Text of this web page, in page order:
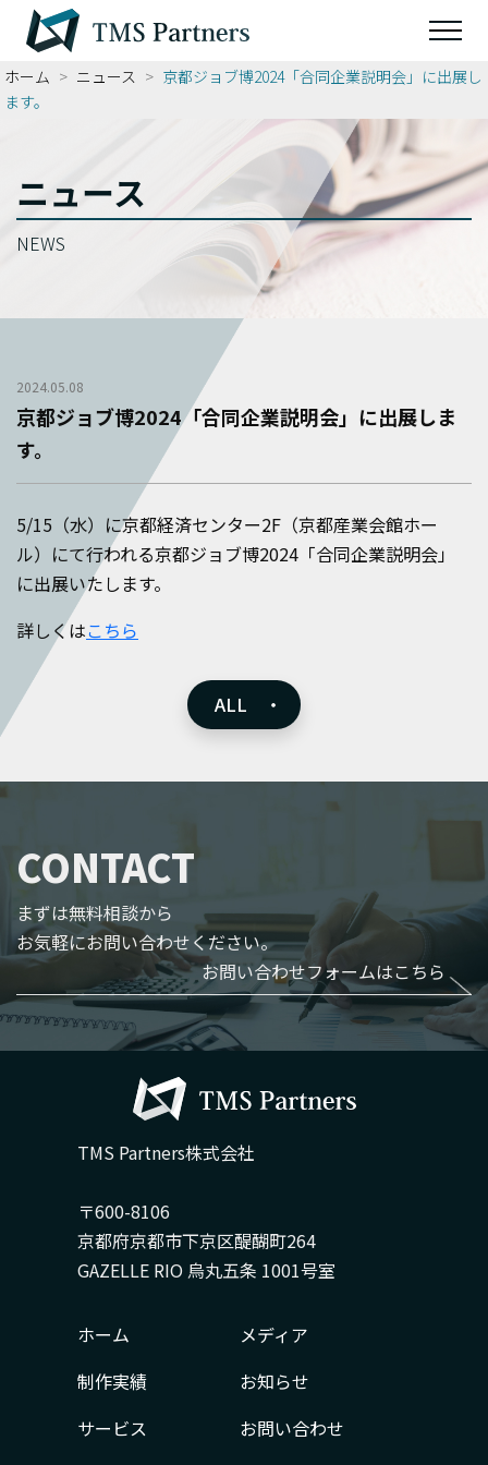
ホーム > ニュース > 京都ジョブ博2024「合同企業説明会」に出展し
ます。
ニュース
NEWS
2024.05.08
京都ジョブ博2024「合同企業説明会」に出展しま
す。
5/15（水）に京都経済センター2F（京都産業会館ホー
ル）にて行われる京都ジョブ博2024「合同企業説明会」
に出展いたします。
詳しくはこちら
ALL ・
CONTACT
まずは無料相談から
お気軽にお問い合わせください。
お問い合わせフォームはこちら
TMS Partners株式会社
〒600-8106
京都府京都市下京区醍醐町264
GAZELLE RIO 烏丸五条 1001号室
ホーム
制作実績
サービス
メディア
お知らせ
お問い合わせ